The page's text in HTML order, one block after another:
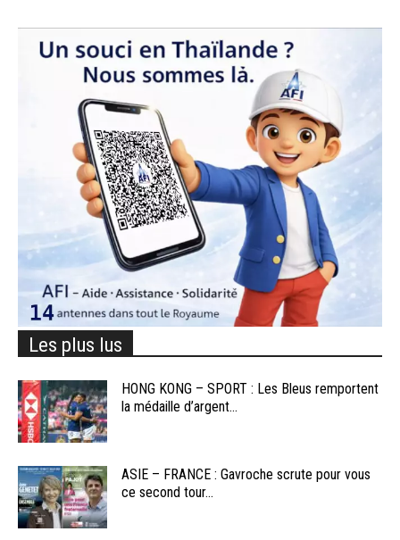
Les plus lus
HONG KONG – SPORT : Les Bleus remportent
la médaille d’argent...
ASIE – FRANCE : Gavroche scrute pour vous
ce second tour...